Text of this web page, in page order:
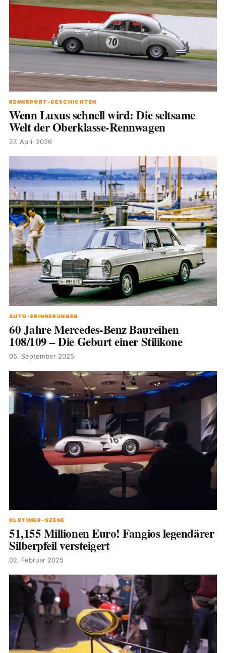
RENNSPORT-GESCHICHTEN
Wenn Luxus schnell wird: Die seltsame
Welt der Oberklasse-Rennwagen
27. April 2026
AUTO-ERINNERUNGEN
60 Jahre Mercedes-Benz Baureihen
108/109 – Die Geburt einer Stilikone
05. September 2025
OLDTIMER-SZENE
51,155 Millionen Euro! Fangios legendärer
Silberpfeil versteigert
02. Februar 2025